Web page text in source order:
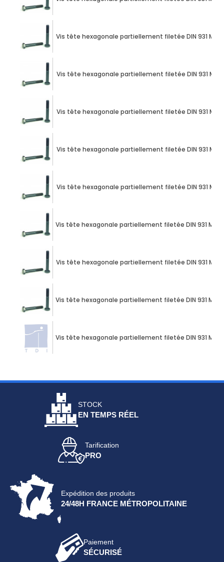
Vis tête hexagonale partiellement filetée DIN 931 M10
Vis tête hexagonale partiellement filetée DIN 931 M10
Vis tête hexagonale partiellement filetée DIN 931 M10
Vis tête hexagonale partiellement filetée DIN 931 M10
Vis tête hexagonale partiellement filetée DIN 931 M10
Vis tête hexagonale partiellement filetée DIN 931 M12 X
Vis tête hexagonale partiellement filetée DIN 931 M12 X
Vis tête hexagonale partiellement filetée DIN 931 M12 X
Vis tête hexagonale partiellement filetée DIN 931 M12 X
STOCK
EN TEMPS RÉEL
Tarification
PRO
Expédition des produits
24/48H FRANCE MÉTROPOLITAINE
Paiement
SÉCURISÉ